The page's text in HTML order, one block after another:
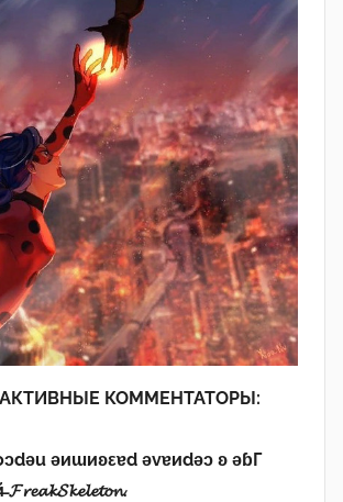
КОММЕНТАТОРЫ:
ǝиɯиʚεɐd ǝvɐиdǝɔ ʚ ǝɓГ